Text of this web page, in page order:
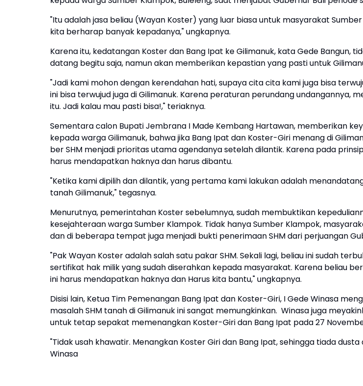
"Itu adalah jasa beliau (Wayan Koster) yang luar biasa untuk masyarakat
kita berharap banyak kepadanya," ungkapnya.
Karena itu, kedatangan Koster dan Bang Ipat ke Gilimanuk, kata Gede Bangun,
datang begitu saja, namun akan memberikan kepastian yang pasti untuk
"Jadi kami mohon dengan kerendahan hati, supaya cita cita kami juga bisa
ini bisa terwujud juga di Gilimanuk. Karena peraturan perundang undangannya,
itu. Jadi kalau mau pasti bisa!," teriaknya.
Sementara calon Bupati Jembrana I Made Kembang Hartawan, memberikan
kepada warga Gilimanuk, bahwa jika Bang Ipat dan Koster-Giri menang di
ber SHM menjadi prioritas utama agendanya setelah dilantik. Karena pada
harus mendapatkan haknya dan harus dibantu.
"Ketika kami dipilih dan dilantik, yang pertama kami lakukan adalah
tanah Gilimanuk," tegasnya.
Menurutnya, pemerintahan Koster sebelumnya, sudah membuktikan
kesejahteraan warga Sumber Klampok. Tidak hanya Sumber Klampok,
dan di beberapa tempat juga menjadi bukti penerimaan SHM dari perjuangan
"Pak Wayan Koster adalah salah satu pakar SHM. Sekali lagi, beliau ini sudah
sertifikat hak milik yang sudah diserahkan kepada masyarakat. Karena beliau
ini harus mendapatkan haknya dan Harus kita bantu," ungkapnya.
Disisi lain, Ketua Tim Pemenangan Bang Ipat dan Koster-Giri, I Gede Winasa
masalah SHM tanah di Gilimanuk ini sangat memungkinkan. Winasa juga
untuk tetap sepakat memenangkan Koster-Giri dan Bang Ipat pada 27
"Tidak usah khawatir. Menangkan Koster Giri dan Bang Ipat, sehingga tiada
Winasa